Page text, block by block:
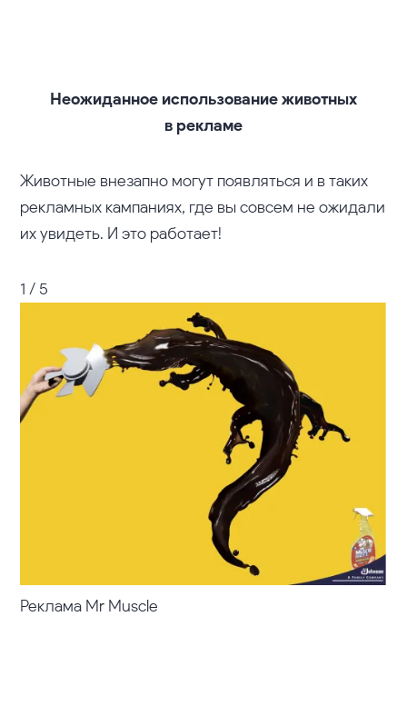
Неожиданное использование животных
в рекламе
Животные внезапно могут появляться и в таких
рекламных кампаниях, где вы совсем не ожидали
их увидеть. И это работает!
1 / 5
Реклама Mr Muscle